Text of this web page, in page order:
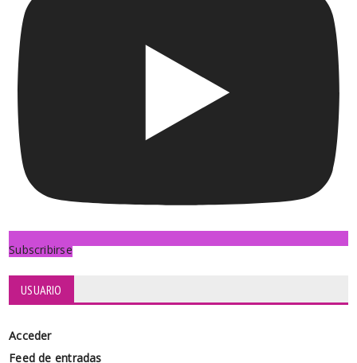
Subscribirse
USUARIO
Acceder
Feed de entradas